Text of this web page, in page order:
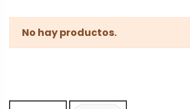
No hay productos.